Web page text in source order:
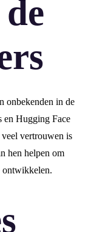
onbekenden in de
en Hugging Face
vertrouwen is
hen helpen om
ontwikkelen.